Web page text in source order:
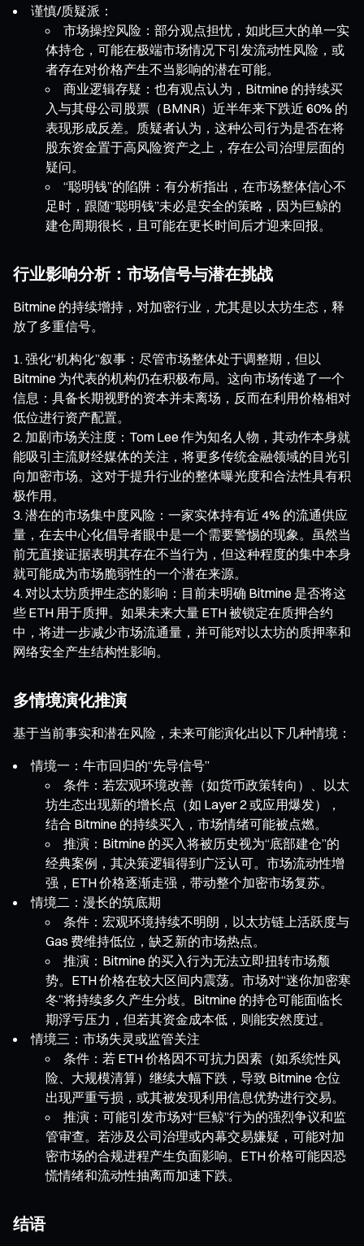
谨慎/质疑派：
市场操控风险：部分观点担忧，如此巨大的单一实
体持仓，可能在极端市场情况下引发流动性风险，或
者存在对价格产生不当影响的潜在可能。
商业逻辑存疑：也有观点认为，Bitmine 的持续买
入与其母公司股票（BMNR）近半年来下跌近 60% 的
表现形成反差。质疑者认为，这种公司行为是否在将
股东资金置于高风险资产之上，存在公司治理层面的
疑问。
“聪明钱”的陷阱：有分析指出，在市场整体信心不
足时，跟随“聪明钱”未必是安全的策略，因为巨鲸的
建仓周期很长，且可能在更长时间后才迎来回报。
行业影响分析：市场信号与潜在挑战
Bitmine 的持续增持，对加密行业，尤其是以太坊生态，释
放了多重信号。
强化“机构化”叙事：尽管市场整体处于调整期，但以
Bitmine 为代表的机构仍在积极布局。这向市场传递了一个
信息：具备长期视野的资本并未离场，反而在利用价格相对
低位进行资产配置。
加剧市场关注度：Tom Lee 作为知名人物，其动作本身就
能吸引主流财经媒体的关注，将更多传统金融领域的目光引
向加密市场。这对于提升行业的整体曝光度和合法性具有积
极作用。
潜在的市场集中度风险：一家实体持有近 4% 的流通供应
量，在去中心化倡导者眼中是一个需要警惕的现象。虽然当
前无直接证据表明其存在不当行为，但这种程度的集中本身
就可能成为市场脆弱性的一个潜在来源。
对以太坊质押生态的影响：目前未明确 Bitmine 是否将这
些 ETH 用于质押。如果未来大量 ETH 被锁定在质押合约
中，将进一步减少市场流通量，并可能对以太坊的质押率和
网络安全产生结构性影响。
多情境演化推演
基于当前事实和潜在风险，未来可能演化出以下几种情境：
情境一：牛市回归的“先导信号”
条件：若宏观环境改善（如货币政策转向）、以太
坊生态出现新的增长点（如 Layer 2 或应用爆发），
结合 Bitmine 的持续买入，市场情绪可能被点燃。
推演：Bitmine 的买入将被历史视为“底部建仓”的
经典案例，其决策逻辑得到广泛认可。市场流动性增
强，ETH 价格逐渐走强，带动整个加密市场复苏。
情境二：漫长的筑底期
条件：宏观环境持续不明朗，以太坊链上活跃度与
Gas 费维持低位，缺乏新的市场热点。
推演：Bitmine 的买入行为无法立即扭转市场颓
势。ETH 价格在较大区间内震荡。市场对“迷你加密寒
冬”将持续多久产生分歧。Bitmine 的持仓可能面临长
期浮亏压力，但若其资金成本低，则能安然度过。
情境三：市场失灵或监管关注
条件：若 ETH 价格因不可抗力因素（如系统性风
险、大规模清算）继续大幅下跌，导致 Bitmine 仓位
出现严重亏损，或其被发现利用信息优势进行交易。
推演：可能引发市场对“巨鲸”行为的强烈争议和监
管审查。若涉及公司治理或内幕交易嫌疑，可能对加
密市场的合规进程产生负面影响。ETH 价格可能因恐
慌情绪和流动性抽离而加速下跌。
结语